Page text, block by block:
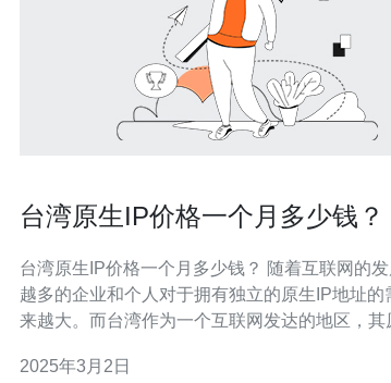
台湾原生IP价格一个月多少钱？
台湾原生IP价格一个月多少钱？ 随着互联网的发展，越来
越多的企业和个人对于拥有独立的原生IP地址的
来越大。而台湾作为一个互联网发达的地区，其
呢？下面将为您详细介绍。 原生IP是指由互联网服务提供
2025年3月2日